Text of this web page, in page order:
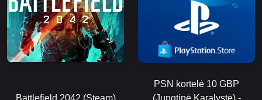
Battlefield 2042 (Steam)
PSN kortelė 10 GBP
(Jungtinė Karalystė) -